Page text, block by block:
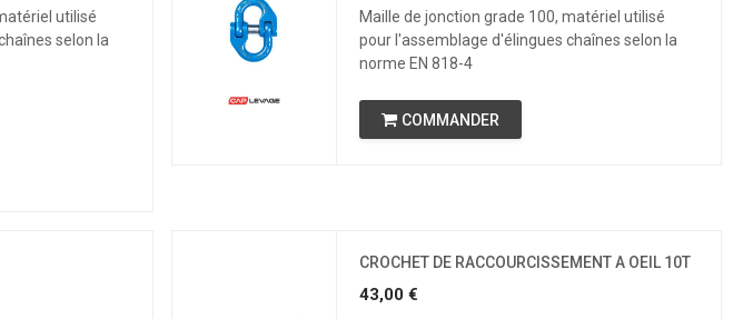
utilisé
selon la
Maille de jonction grade 100, matériel utilisé
pour l'assemblage d'élingues chaînes selon la
norme EN 818-4
COMMANDER
CROCHET DE RACCOURCISSEMENT A OEIL 10T
43,00€